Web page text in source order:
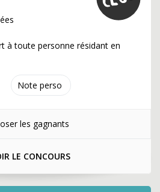
Note perso
à toute personne résidant en
les gagnants
LE CONCOURS